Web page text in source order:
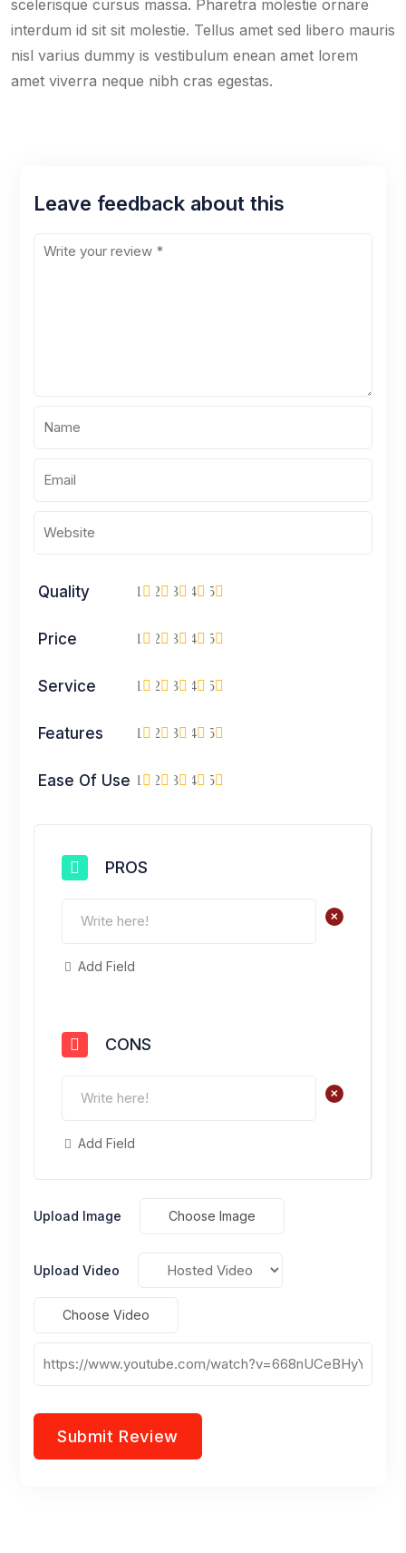
scelerisque cursus massa. Pharetra molestie ornare
interdum id sit sit molestie. Tellus amet sed libero mauris
nisl varius dummy is vestibulum enean amet lorem
amet viverra neque nibh cras egestas.
Leave feedback about this
Quality 5
4
3
2
1
Price 5
4
3
2
1
Service 5
4
3
2
1
Features 5
4
3
2
1
Ease Of Use 5
4
3
2
1
PROS
+
Add Field
CONS
+
Add Field
Upload Image Choose Image
Upload Video
Choose Video